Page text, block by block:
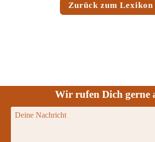
Zurück zum Lexikon
Wir rufen Dich gerne